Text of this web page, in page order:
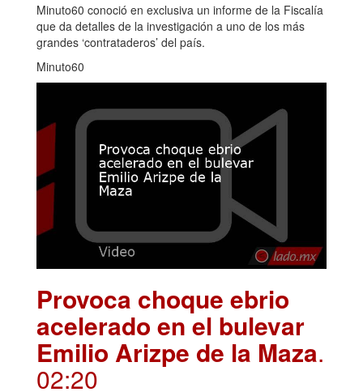
Minuto60 conoció en exclusiva un informe de la Fiscalía
que da detalles de la investigación a uno de los más
grandes ‘contrataderos’ del país.
Minuto60
Provoca choque ebrio
acelerado en el bulevar
Emilio Arizpe de la Maza.
02:20